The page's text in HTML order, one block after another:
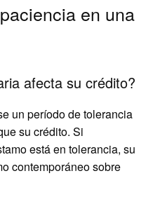
en una
afecta su crédito?
un período de tolerancia
su crédito. Si
está en tolerancia, su
contemporáneo sobre